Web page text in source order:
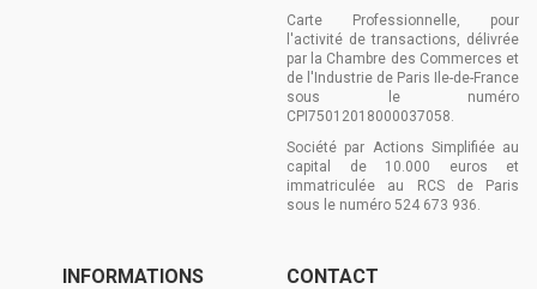
Carte Professionnelle, pour
l'activité de transactions, délivrée
par la Chambre des Commerces et
de l'Industrie de Paris Ile-de-France
sous le numéro
CPI75012018000037058.
Société par Actions Simplifiée au
capital de 10.000 euros et
immatriculée au RCS de Paris
sous le numéro 524 673 936.
INFORMATIONS CONTACT